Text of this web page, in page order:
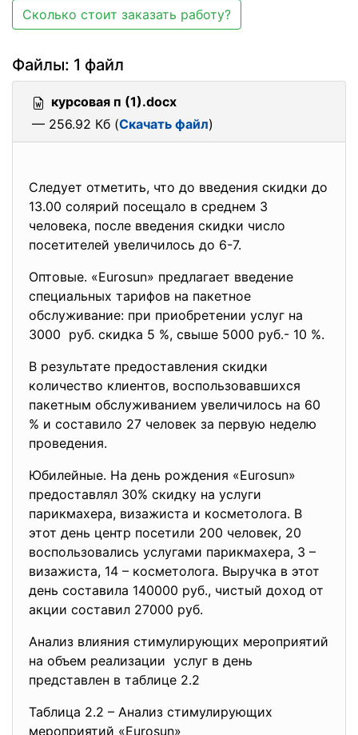
Сколько стоит заказать работу?
Файлы: 1 файл
курсовая п (1).docx
— 256.92 Кб (Скачать файл)
Следует отметить, что до введения скидки до
13.00 солярий посещало в среднем 3
человека, после введения скидки число
посетителей увеличилось до 6-7.
Оптовые. «Eurosun» предлагает введение
специальных тарифов на пакетное
обслуживание: при приобретении услуг на
3000 руб. скидка 5 %, свыше 5000 руб.- 10 %.
В результате предоставления скидки
количество клиентов, воспользовавшихся
пакетным обслуживанием увеличилось на 60
% и составило 27 человек за первую неделю
проведения.
Юбилейные. На день рождения «Eurosun»
предоставлял 30% скидку на услуги
парикмахера, визажиста и косметолога. В
этот день центр посетили 200 человек, 20
воспользовались услугами парикмахера, 3 –
визажиста, 14 – косметолога. Выручка в этот
день составила 140000 руб., чистый доход от
акции составил 27000 руб.
Анализ влияния стимулирующих мероприятий
на объем реализации услуг в день
представлен в таблице 2.2
Таблица 2.2 – Анализ стимулирующих
мероприятий «Eurosun»